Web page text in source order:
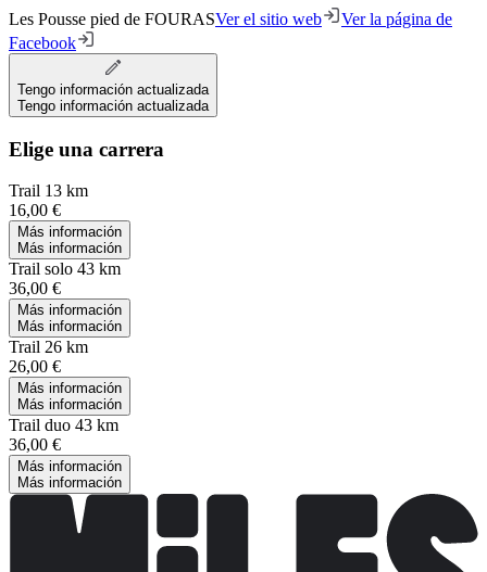
Les Pousse pied de FOURASVer el sitio web
Ver la página de
Facebook
Tengo información actualizada
Tengo información actualizada
Elige una carrera
Trail 13 km
16,00 €
Más información
Más información
Trail solo 43 km
36,00 €
Más información
Más información
Trail 26 km
26,00 €
Más información
Más información
Trail duo 43 km
36,00 €
Más información
Más información